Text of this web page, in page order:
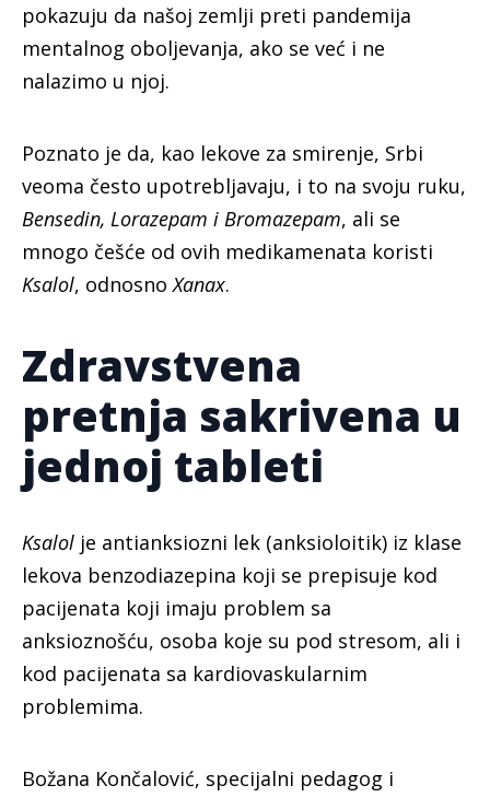
pokazuju da našoj zemlji preti pandemija
mentalnog oboljevanja, ako se već i ne
nalazimo u njoj.
Poznato je da, kao lekove za smirenje, Srbi
veoma često upotrebljavaju, i to na svoju ruku,
Bensedin, Lorazepam i Bromazepam, ali se
mnogo češće od ovih medikamenata koristi
Ksalol, odnosnoXanax.
Zdravstvena
pretnja sakrivena u
jednoj tableti
Ksalol je antianksiozni lek (anksioloitik) iz klase
lekova benzodiazepina koji se prepisuje kod
pacijenata koji imaju problem sa
anksioznošću, osoba koje su pod stresom, ali i
kod pacijenata sa kardiovaskularnim
problemima.
Božana Končalović, specijalni pedagog i